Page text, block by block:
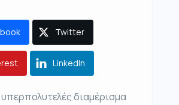
Twitter
LinkedIn
διαμέρισμα